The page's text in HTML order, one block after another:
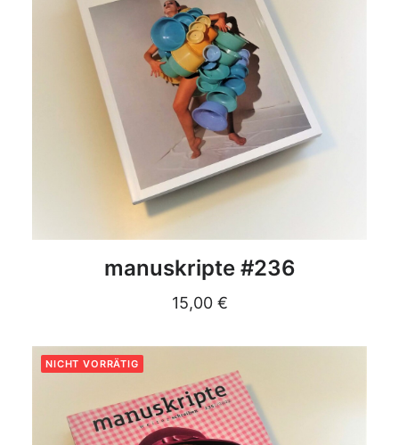
DETAILS
manuskripte #236
15,00 €
NICHT VORRÄTIG